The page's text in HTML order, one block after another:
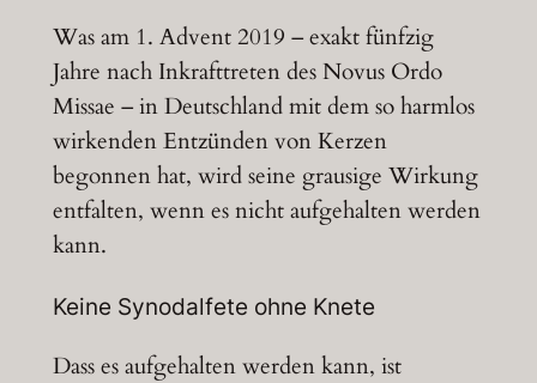
Was am 1. Advent 2019 – exakt fünfzig
Jahre nach Inkrafttreten des Novus Ordo
Missae – in Deutschland mit dem so harmlos
wirkenden Entzünden von Kerzen
begonnen hat, wird seine grausige Wirkung
entfalten, wenn es nicht aufgehalten werden
kann.
Keine Synodalfete ohne Knete
Dass es aufgehalten werden kann, ist